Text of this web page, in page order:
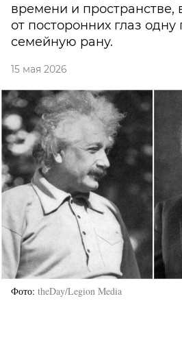
времени и пространстве,
от посторонних глаз одну
семейную рану.
15 мая 2026
Фото theDay/Legion Media